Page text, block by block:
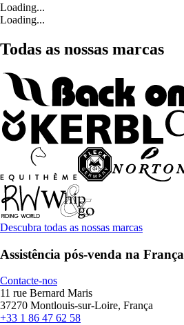
Loading...
Loading...
Todas as nossas marcas
Descubra todas as nossas marcas
Assistência pós-venda na França
Contacte-nos
11 rue Bernard Maris
37270 Montlouis-sur-Loire, França
+33 1 86 47 62 58